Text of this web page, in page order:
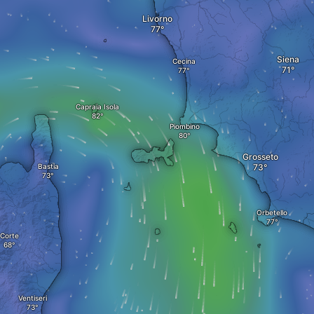
Grosseto
Orbetello
Piombino
Siena
Livorno
Cecina
Ventiseri
Bastia
Corte
Capraia Isola